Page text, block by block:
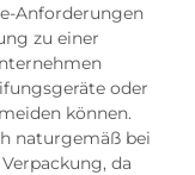
Anforderungen
zu einer
oder
können.
naturgemäß bei
da